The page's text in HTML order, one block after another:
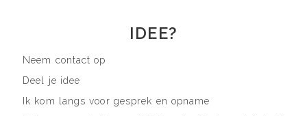
IDEE?
Neem contact op
Deel je idee
Ik kom langs voor gesprek en opname